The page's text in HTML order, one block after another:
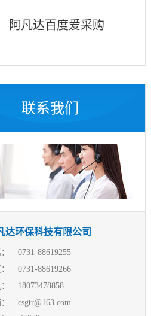
阿凡达百度爱采购
联系我们
达环保科技有限公司
0731-88619255
0731-88619266
18073478858
csgtr@163.com